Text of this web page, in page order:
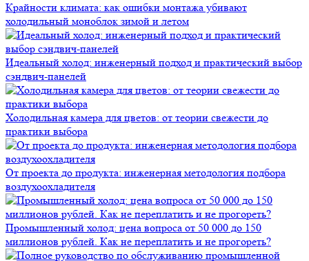
Крайности климата: как ошибки монтажа убивают
холодильный моноблок зимой и летом
Идеальный холод: инженерный подход и практический выбор
сэндвич-панелей
Холодильная камера для цветов: от теории свежести до
практики выбора
От проекта до продукта: инженерная методология подбора
воздухоохладителя
Промышленный холод: цена вопроса от 50 000 до 150
миллионов рублей. Как не переплатить и не прогореть?